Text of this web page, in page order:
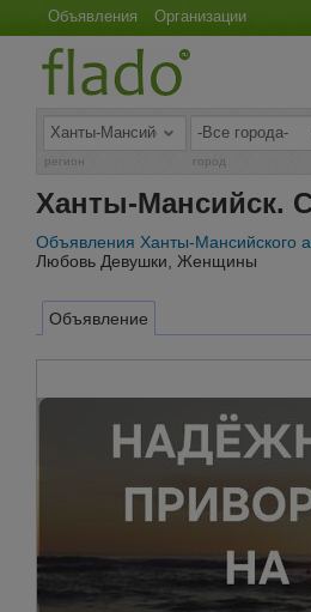
Объявления Организации
регион город
Ханты-Мансийск.
Объявления Ханты-Мансийского
Любовь Девушки, Женщины
Объявление